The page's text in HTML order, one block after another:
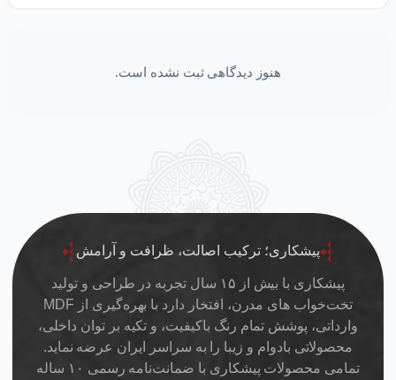
هنوز دیدگاهی ثبت نشده است.
پیشکاری؛ ترکیب اصالت، ظرافت و آرامش
پیشکاری با بیش از ۱۵ سال تجربه در طراحی و تولید
تخت‌خواب های مدرن، افتخار دارد با بهره‌گیری از MDF
وارداتی، پوشش تمام رنگ باکیفیت، و تکیه بر توان داخلی،
محصولاتی بادوام و زیبا را به سراسر ایران عرضه نماید.
تمامی محصولات پیشکاری با ضمانت‌نامه رسمی ۱۰ ساله